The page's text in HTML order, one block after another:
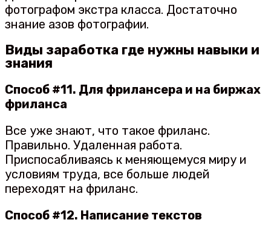
фотографом экстра класса. Достаточно
знание азов фотографии.
Виды заработка где нужны навыки и
знания
Способ #11. Для фрилансера и на биржах
фриланса
Все уже знают, что такое фриланс.
Правильно. Удаленная работа.
Приспосабливаясь к меняющемуся миру и
условиям труда, все больше людей
переходят на фриланс.
Способ #12. Написание текстов